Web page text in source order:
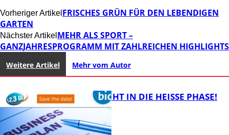
Vorheriger Artikel FRISCHES GRÜN FÜR DEN LEBENDIGEN
GARTEN
Nächster Artikel MEHR ALS SPORT –
GANZJAHRESPROGRAMM MIT ZAHLREICHEN HIGHLIGHTS
Weitere Artikel Mehr vom Autor
1,2,3 GO® GEHT IN DIE HEISSE PHASE!